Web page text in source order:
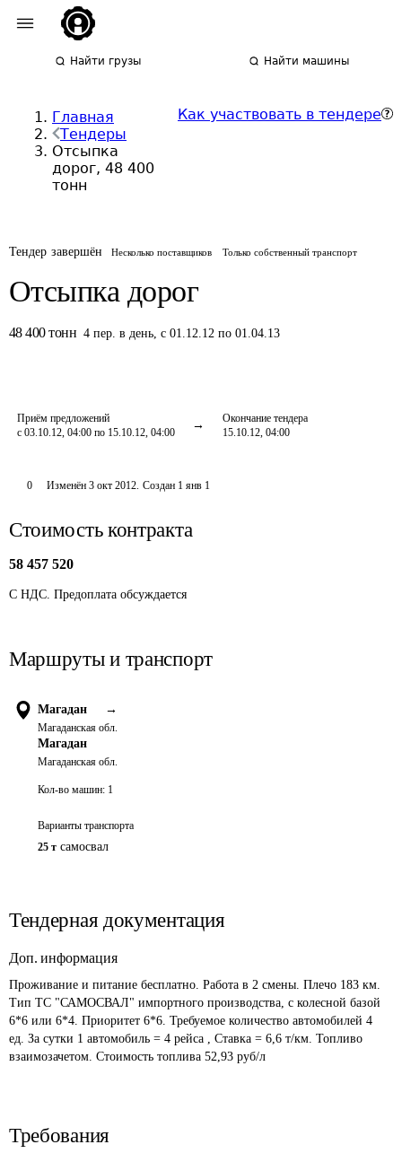
Найти грузы Найти машины
Главная
Тендеры
Отсыпка
дорог, 48 400
тонн
Как участвовать в тендере
Тендер завершён Несколько поставщиков Только собственный транспорт
Отсыпка дорог
48 400 тонн 4 пер. в день,с 01.12.12 по 01.04.13
Приём предложений
с 03.10.12, 04:00 по 15.10.12, 04:00
Окончание тендера
15.10.12, 04:00
0 Изменён 3 окт 2012. Создан 1 янв 1
Стоимость контракта
58 457 520
С НДС. Предоплата обсуждается
Маршруты и транспорт
Магадан →
Магаданская обл.
Магадан
Магаданская обл.
Кол-во машин: 1
Варианты транспорта
25 т самосвал
Тендерная документация
Доп. информация
Проживание и питание бесплатно. Работа в 2 смены. Плечо 183 км.
Тип ТС "САМОСВАЛ" импортного производства, с колесной базой
6*6 или 6*4. Приоритет 6*6. Требуемое количество автомобилей 4
ед. За сутки 1 автомобиль = 4 рейса , Ставка = 6,6 т/км. Топливо
взаимозачетом. Стоимость топлива 52,93 руб/л
Требования